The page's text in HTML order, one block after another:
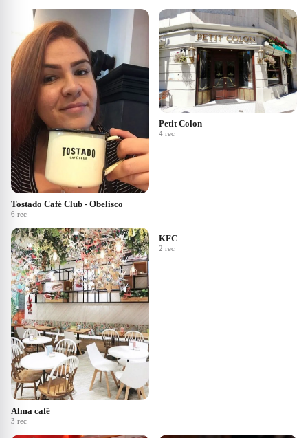
Tostado Café Club - Obelisco
6 rec
Petit Colon
4 rec
Alma café
3 rec
KFC
2 rec